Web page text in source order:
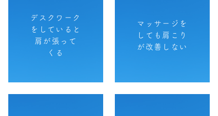
デスクワーク
をしていると
肩が張って
くる
マッサージを
しても肩こり
が改善しない